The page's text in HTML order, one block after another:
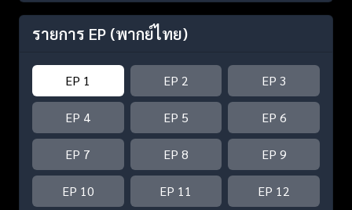
รายการ EP (พากย์ไทย)
EP 1 EP 2 EP 3
EP 4 EP 5 EP 6
EP 7 EP 8 EP 9
EP 10 EP 11 EP 12